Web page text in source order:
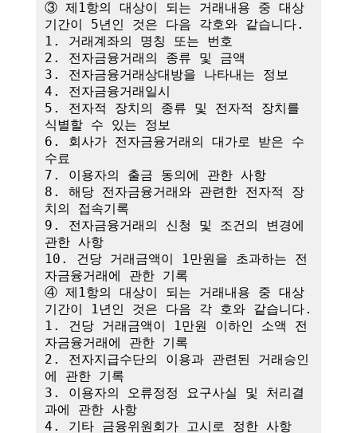
③ 제1항의 대상이 되는 거래내용 중 대상
기간이 5년인 것은 다음 각호와 같습니다.
1. 거래계좌의 명칭 또는 번호
2. 전자금융거래의 종류 및 금액
3. 전자금융거래상대방을 나타내는 정보
4. 전자금융거래일시
5. 전자적 장치의 종류 및 전자적 장치를
식별할 수 있는 정보
6. 회사가 전자금융거래의 대가로 받은 수
수료
7. 이용자의 출금 동의에 관한 사항
8. 해당 전자금융거래와 관련한 전자적 장
치의 접속기록
9. 전자금융거래의 신청 및 조건의 변경에
관한 사항
10. 건당 거래금액이 1만원을 초과하는 전
자금융거래에 관한 기록
④ 제1항의 대상이 되는 거래내용 중 대상
기간이 1년인 것은 다음 각 호와 같습니다.
1. 건당 거래금액이 1만원 이하인 소액 전
자금융거래에 관한 기록
2. 전자지급수단의 이용과 관련된 거래승인
에 관한 기록
3. 이용자의 오류정정 요구사실 및 처리결
과에 관한 사항
4. 기타 금융위원회가 고시로 정한 사항